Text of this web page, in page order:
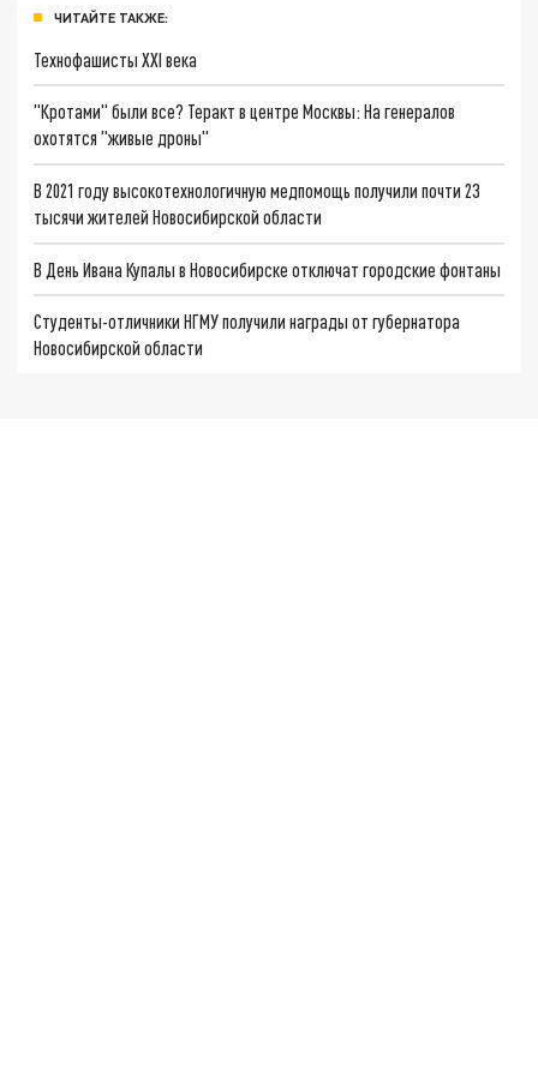
ЧИТАЙТЕ ТАКЖЕ:
Технофашисты XXI века
"Кротами" были все? Теракт в центре Москвы: На генералов
охотятся "живые дроны"
В 2021 году высокотехнологичную медпомощь получили почти 23
тысячи жителей Новосибирской области
В День Ивана Купалы в Новосибирске отключат городские фонтаны
Студенты-отличники НГМУ получили награды от губернатора
Новосибирской области